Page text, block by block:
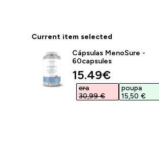
Current item selected
Cápsulas MenoSure -
60capsules
discounted price
15.49€‎
era
30,99 €‎
poupa
15,50 €‎